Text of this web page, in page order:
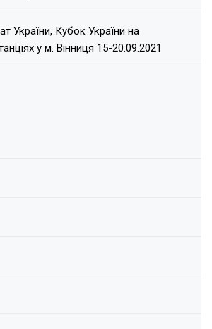
України, Кубок України на
у м. Вінниця 15-20.09.2021